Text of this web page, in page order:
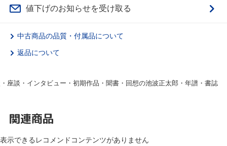
値下げのお知らせを受け取る
中古商品の品質・付属品について
返品について
座談・インタビュー・初期作品・聞書・回想の池波正太郎・年譜・書誌
関連商品
表示できるレコメンドコンテンツがありません